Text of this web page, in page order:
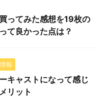
ってみた感想を19枚の
て良かった点は？
報
キャストになって感じ
リット